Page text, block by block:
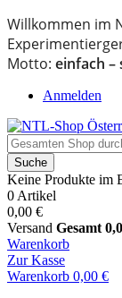
Willkommen im
Motto: einfach –
Anmelden
Suche
Keine Produkte im
0 Artikel
0,00 €
Versand Gesamt
Warenkorb
Zur Kasse
Warenkorb 0,00 €